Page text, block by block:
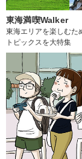
東海満喫Walker
東海エリアを楽しむた
トピックスを大特集